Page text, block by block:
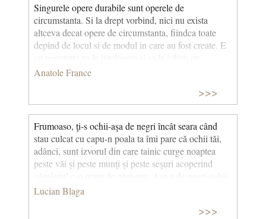
Singurele opere durabile sunt operele de
circumstanta. Si la drept vorbind, nici nu exista
altceva decat opere de circumstanta, fiindca toate
depind de locul si de modul in care au fost create. E
cu neputinta sa le intelegem si sa le iubim cu
dragoste inteligenta daca nu cunoastem timpul, locul
Anatole France
>>>
Frumoaso, ţi-s ochii-aşa de negri încât seara când
stau culcat cu capu-n poala ta îmi pare că ochii tăi,
adânci, sunt izvorul din care tainic curge noaptea
peste văi şi peste munţi şi peste seşuri acoperind
pământul c-o mare de-ntuneric. Aşa-s de negri ochii
tăi, lumina mea. (Izvorul Nopții)
Lucian Blaga
>>>